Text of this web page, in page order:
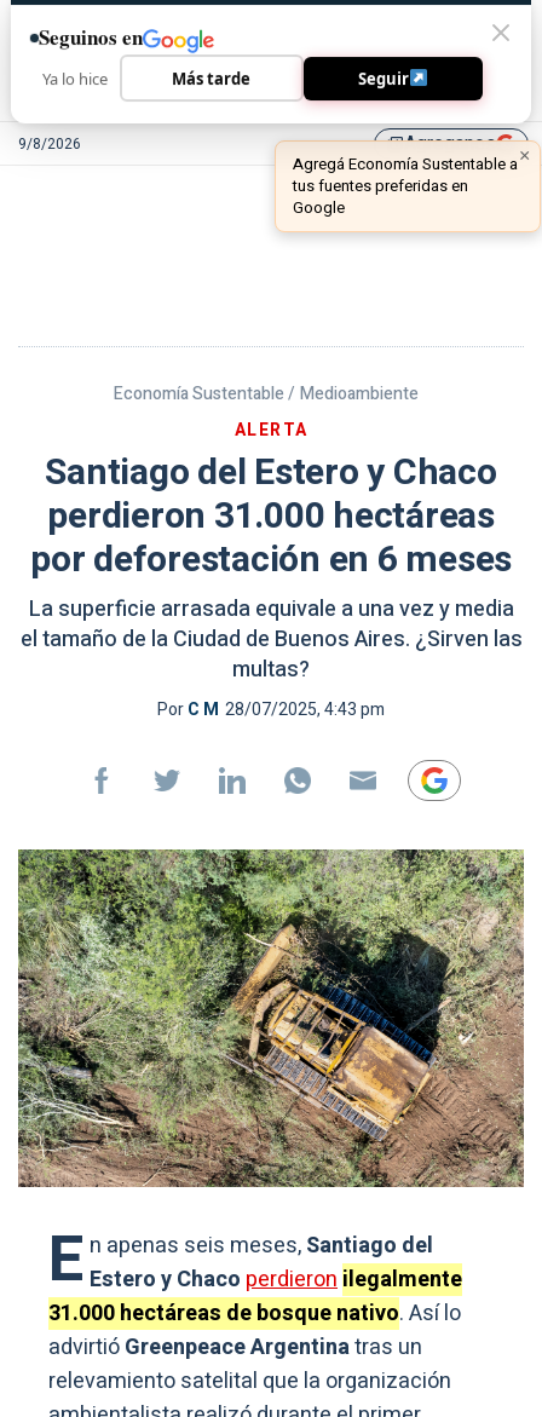
9/8/2026 library_addAgreganos
Economía Sustentable / Medioambiente
ALERTA
Santiago del Estero y Chaco
perdieron 31.000 hectáreas
por deforestación en 6 meses
La superficie arrasada equivale a una vez y media
el tamaño de la Ciudad de Buenos Aires. ¿Sirven las
multas?
PorC M 28/07/2025, 4:43 pm
E n apenas seis meses,Santiago del
Estero y Chaco perdieronilegalmente
31.000 hectáreas de bosque nativo. Así lo
advirtióGreenpeace Argentinatras un
relevamiento satelital que la organización
Seguinos en
Ya lo hice Más tarde Seguir